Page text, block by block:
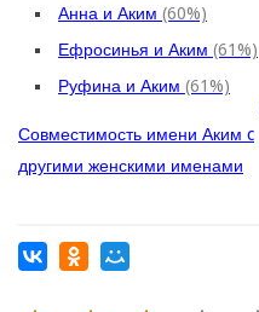
Анна и Аким (60%)
Ефросинья и Аким (61%)
Руфина и Аким (61%)
Совместимость имени Аким c
другими женскими именами